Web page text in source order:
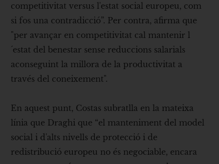
competitivitat versus l'estat social europeu, com
si fos una contradicció”. Per contra, afirma que
"per avançar en competitivitat cal mantenir l
´estat del benestar sense reduccions salarials
aconseguint la millora de la productivitat a
través del coneixement".
En aquest punt, Costas subratlla en la mateixa
línia que Draghi que “el manteniment del model
social i d'alts nivells de protecció i de
redistribució europeu no és negociable, encara